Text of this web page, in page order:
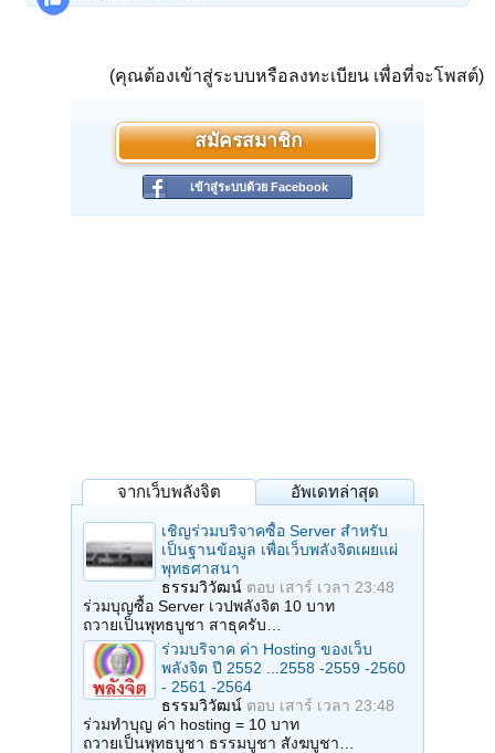
(คุณต้องเข้าสู่ระบบหรือลงทะเบียน เพื่อที่จะโพสต์)
สมัครสมาชิก
เข้าสู่ระบบด้วย Facebook
จากเว็บพลังจิต อัพเดทล่าสุด
เชิญร่วมบริจาคซื้อ Server สำหรับ
เป็นฐานข้อมูล เพื่อเว็บพลังจิตเผยแผ่
พุทธศาสนา
ธรรมวิวัฒน์ ตอบ เสาร์ เวลา 23:48
ร่วมบุญซื้อ Server เวปพลังจิต 10 บาท
ถวายเป็นพุทธบูชา สาธุครับ…
ร่วมบริจาค ค่า Hosting ของเว็บ
พลังจิต ปี 2552 ...2558 -2559 -2560
- 2561 -2564
ธรรมวิวัฒน์ ตอบ เสาร์ เวลา 23:48
ร่วมทำบุญ ค่า hosting = 10 บาท
ถวายเป็นพุทธบูชา ธรรมบูชา สังฆบูชา…